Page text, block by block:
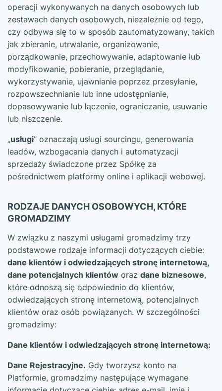
operacji wykonywanych na danych osobowych lub
zestawach danych osobowych, niezależnie od tego,
czy odbywa się to w sposób zautomatyzowany, takich
jak zbieranie, utrwalanie, organizowanie,
porządkowanie, przechowywanie, adaptowanie lub
modyfikowanie, pobieranie, przeglądanie,
wykorzystywanie, ujawnianie poprzez przesyłanie,
rozpowszechnianie lub inne udostępnianie,
dopasowywanie lub łączenie, ograniczanie, usuwanie
lub niszczenie.
„usługi” oznaczają usługi sourcingu, generowania
leadów, wzbogacania danych i automatyzacji
sprzedaży świadczone przez Spółkę za
pośrednictwem platformy online i aplikacji webowej.
RODZAJE DANYCH OSOBOWYCH, KTÓRE
GROMADZIMY
W związku z naszymi usługami gromadzimy trzy
podstawowe rodzaje informacji dotyczących ciebie:
dane klientów i odwiedzających stronę internetową,
dane potencjalnych klientów oraz dane biznesowe,
które odnoszą się odpowiednio do klientów,
odwiedzających stronę internetową, potencjalnych
klientów oraz osób powiązanych. W szczególności
gromadzimy:
Dane klientów i odwiedzających stronę internetową:
Dane Rejestracyjne. Gdy tworzysz konto na
Platformie, gromadzimy następujące wymagane